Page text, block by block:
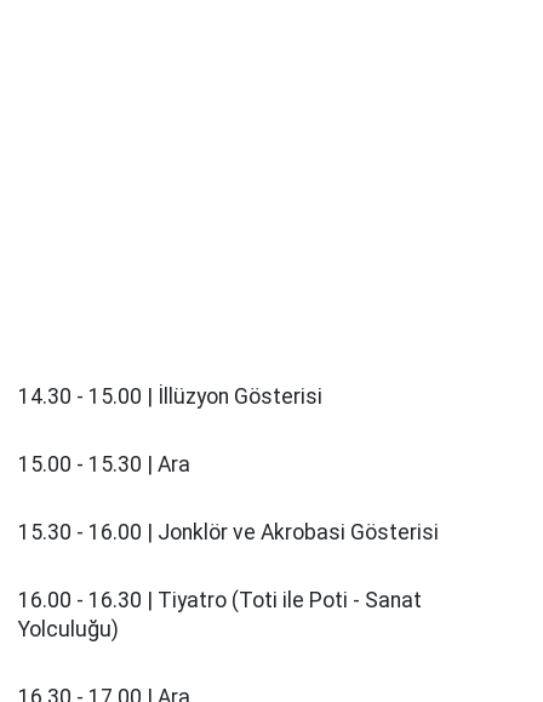
14.30 - 15.00 | İllüzyon Gösterisi
15.00 - 15.30 | Ara
15.30 - 16.00 | Jonklör ve Akrobasi Gösterisi
16.00 - 16.30 | Tiyatro (Toti ile Poti - Sanat
Yolculuğu)